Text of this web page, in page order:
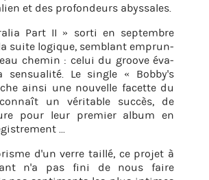
et des pro­fon­deurs abys­sales.
Part II » sorti en sep­tembre
suite lo­gique, sem­blant em­prun­
che­min : celui du groove éva­
Le single « Bob­by's
ainsi une nou­velle fa­cette du
un vé­ri­table suc­cès, de
pour leur pre­mier album en
...
d'un verre taillé, ce pro­jet à
n'a pas fini de nous faire